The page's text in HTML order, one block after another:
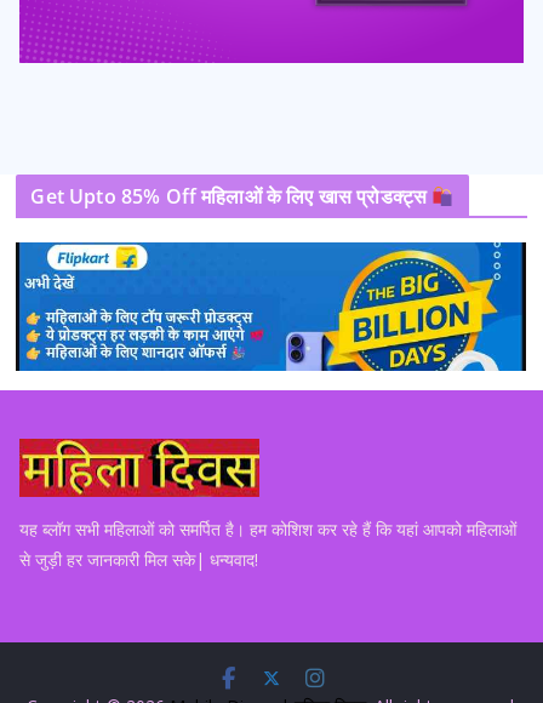
Get Upto 85% Off महिलाओं के लिए खास प्रोडक्ट्स
यह ब्लॉग सभी महिलाओं को समर्पित है। हम कोशिश कर रहे हैं कि यहां आपको महिलाओं
से जुड़ी हर जानकारी मिल सके| धन्यवाद!